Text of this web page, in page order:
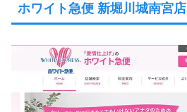
ホワイト急便 新堀川城南宮店